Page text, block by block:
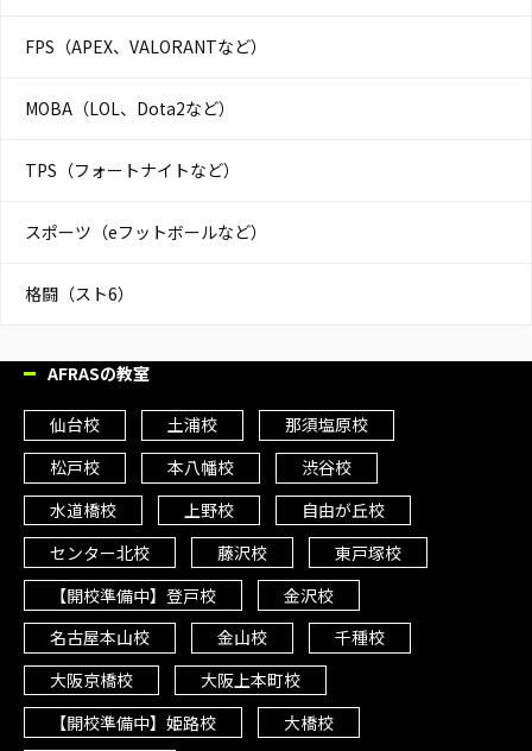
FPS（APEX、VALORANTなど）
MOBA（LOL、Dota2など）
TPS（フォートナイトなど）
スポーツ（eフットボールなど）
格闘（スト6）
AFRASの教室
仙台校 土浦校
那須塩原校
松戸校
本八幡校
渋谷校
水道橋校
上野校
自由が丘校
センター北校
藤沢校
東戸塚校
【開校準備中】登戸校
金沢校
名古屋本山校
金山校
千種校
大阪京橋校
大阪上本町校
【開校準備中】姫路校
大橋校